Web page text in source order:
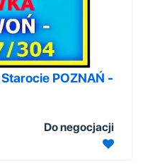
POZNAŃ -
Do negocjacji